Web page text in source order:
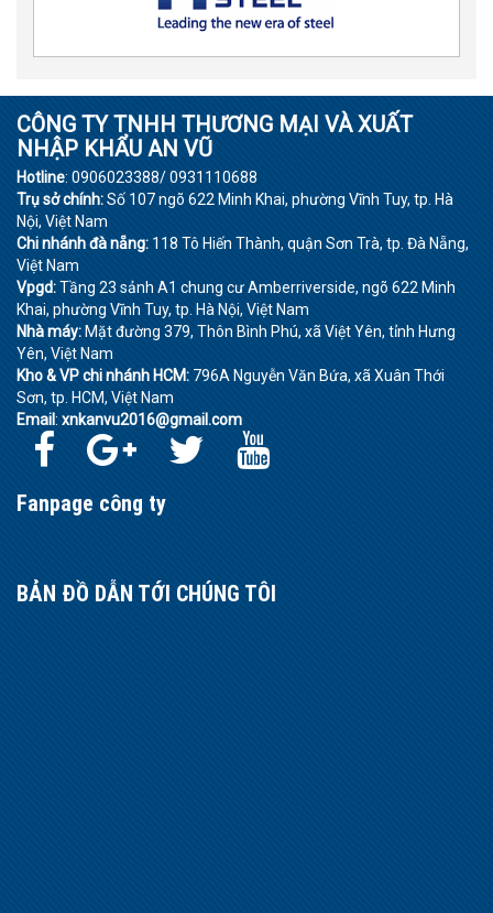
CÔNG TY TNHH THƯƠNG MẠI VÀ XUẤT
NHẬP KHẨU AN VŨ
Hotline: 0906023388/ 0931110688
Trụ sở chính:Số 107 ngõ 622 Minh Khai, phường Vĩnh Tuy, tp. Hà
Nội, Việt Nam
Chi nhánh đà nẵng: 118 Tô Hiến Thành, quận Sơn Trà, tp. Đà Nẵng,
Việt Nam
Vpgd:Tầng 23 sảnh A1 chung cư Amberriverside, ngõ 622 Minh
Khai, phường Vĩnh Tuy, tp. Hà Nội, Việt Nam
Nhà máy:Mặt đường 379, Thôn Bình Phú, xã Việt Yên, tỉnh Hưng
Yên, Việt Nam
Kho & VP chi nhánh HCM: 796A Nguyễn Văn Bứa, xã Xuân Thới
Sơn, tp. HCM, Việt Nam
Email: xnkanvu2016@gmail.com
Fanpage công ty
BẢN ĐỒ DẪN TỚI CHÚNG TÔI